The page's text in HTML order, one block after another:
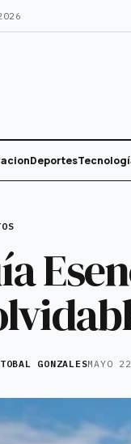
Deportes
GONZALESMAYO